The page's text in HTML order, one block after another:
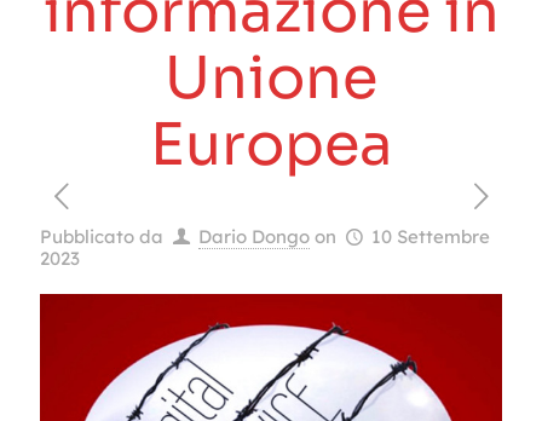
Unione
Europea
Pubblicato da Dario Dongo on
10 Settembre
2023